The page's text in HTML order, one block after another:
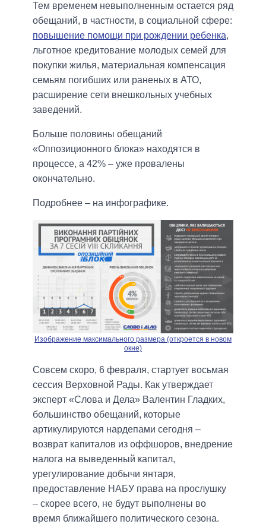
Тем временем невыполненным остается ряд
обещаний, в частности, в социальной сфере:
повышение помощи при рождении ребенка,
льготное кредитование молодых семей для
покупки жилья, материальная компенсация
семьям погибших или раненых в АТО,
расширение сети внешкольных учебных
заведений.
Больше половины обещаний
«Оппозиционного блока» находятся в
процессе, а 42% – уже провалены
окончательно.
Подробнее – на инфографике.
Изображение максимального размера (откроется в новом
окне)
Совсем скоро, 6 февраля, стартует восьмая
сессия Верховной Рады. Как утверждает
эксперт «Слова и Дела» Валентин Гладких,
большинство обещаний, которые
артикулируются нардепами сегодня –
возврат капиталов из оффшоров, внедрение
налога на выведенный капитал,
урегулирование добычи янтаря,
предоставление НАБУ права на прослушку
– скорее всего, не будут выполнены во
время ближайшего политического сезона.